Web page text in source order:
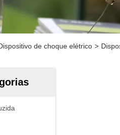
de choque elétrico >